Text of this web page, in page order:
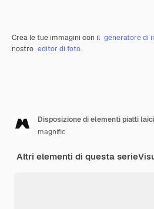
Crea le tue immagini con il generatore di
nostro editor di foto.
Disposizione di elementi piatti
magnific
Altri elementi di questa serie